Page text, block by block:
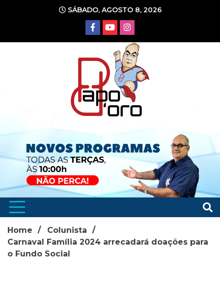
conteúdo
SÁBADO, AGOSTO 8, 2026
Home
Colunista
Carnaval Família 2024 arrecadará doações para
o Fundo Social